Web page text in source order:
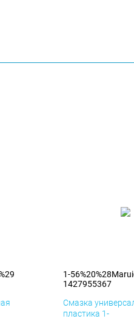
1-
1427955367
Смазка
пластика 1-